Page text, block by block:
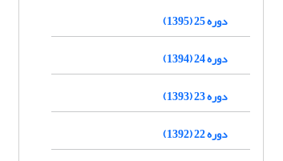
دوره 25 (1395)
دوره 24 (1394)
دوره 23 (1393)
دوره 22 (1392)